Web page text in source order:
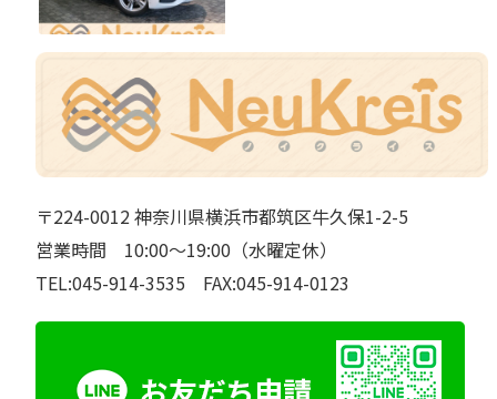
〒224-0012 神奈川県横浜市都筑区牛久保1-2-5
営業時間 10:00～19:00（水曜定休）
TEL:045-914-3535 FAX:045-914-0123